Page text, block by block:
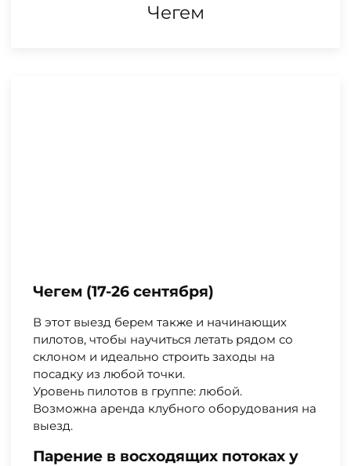
Чегем
Чегем (17-26 сентября)
В этот выезд берем также и начинающих
пилотов, чтобы научиться летать рядом со
склоном и идеально строить заходы на
посадку из любой точки.
Уровень пилотов в группе: любой.
Возможна аренда клубного оборудования на
выезд.
Парение в восходящих потоках у